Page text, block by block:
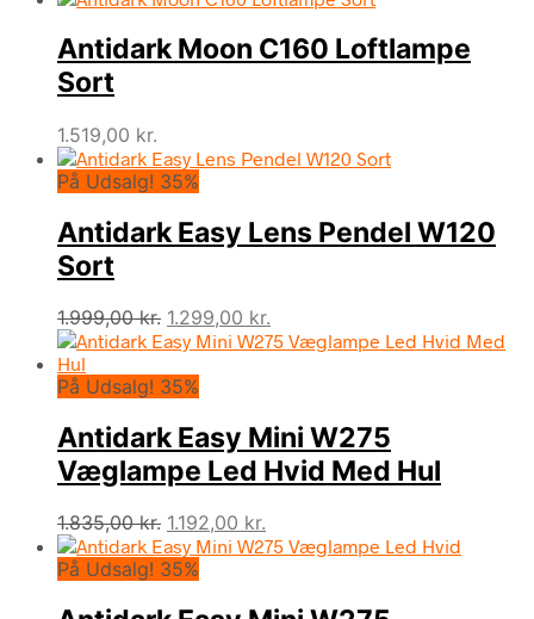
Antidark Moon C160 Loftlampe
Sort
1.519,00 kr.
På Udsalg! 35%
Antidark Easy Lens Pendel W120
Sort
1.999,00kr. Den
oprindelige
var:
1.299,00 kr.
aktuelle
På Udsalg! 35%
Antidark Easy Mini W275
Væglampe Led Hvid Med Hul
1.835,00kr. Den
oprindelige
pris
1.192,00 kr.
aktuelle
På Udsalg! 35%